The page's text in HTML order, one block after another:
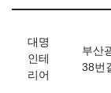
대명
인테
리어
부산
38번